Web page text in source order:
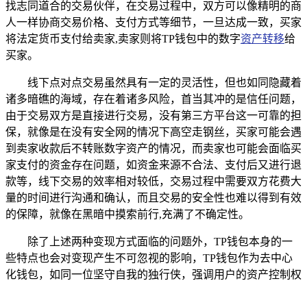
找志同道合的交易伙伴，在交易过程中，双方可以像精明的商
人一样协商交易价格、支付方式等细节，一旦达成一致，买家
将法定货币支付给卖家,卖家则将TP钱包中的数字资产转移给
买家。
线下点对点交易虽然具有一定的灵活性，但也如同隐藏着
诸多暗礁的海域，存在着诸多风险，首当其冲的是信任问题，
由于交易双方是直接进行交易，没有第三方平台这一可靠的担
保，就像是在没有安全网的情况下高空走钢丝，买家可能会遇
到卖家收款后不转账数字资产的情况，而卖家也可能会面临买
家支付的资金存在问题，如资金来源不合法、支付后又进行退
款等，线下交易的效率相对较低，交易过程中需要双方花费大
量的时间进行沟通和确认，而且交易的安全性也难以得到有效
的保障，就像在黑暗中摸索前行,充满了不确定性。
除了上述两种变现方式面临的问题外，TP钱包本身的一
些特点也会对变现产生不可忽视的影响，TP钱包作为去中心
化钱包，如同一位坚守自我的独行侠，强调用户的资产控制权